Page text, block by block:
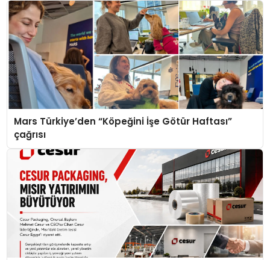
Mars Türkiye’den “Köpeğini İşe Götür Haftası”
çağrısı